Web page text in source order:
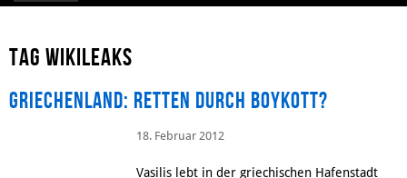
Tag Wikileaks
Griechenland: Retten durch Boykott?
18. Februar 2012
Vasilis lebt in der griechischen Hafenstadt